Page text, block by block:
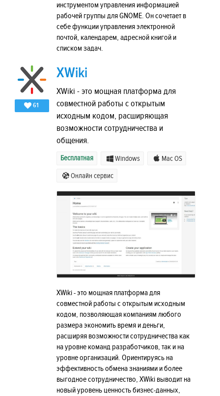
инструментом управления информацией
рабочей группы для GNOME. Он сочетает в
себе функции управления электронной
почтой, календарем, адресной книгой и
списком задач.
61
XWiki
XWiki - это мощная платформа для
совместной работы с открытым
исходным кодом, расширяющая
возможности сотрудничества и
общения.
Бесплатная Windows Mac OS
Онлайн сервис
XWiki - это мощная платформа для
совместной работы с открытым исходным
кодом, позволяющая компаниям любого
размера экономить время и деньги,
расширяя возможности сотрудничества как
на уровне команд разработчиков, так и на
уровне организаций. Ориентируясь на
эффективность обмена знаниями и более
выгодное сотрудничество, XWiki выводит на
новый уровень ценность бизнес-данных,